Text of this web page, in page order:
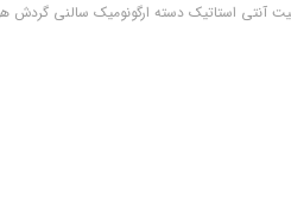
خاصیت آنتی استاتیک دسته ارگونومیک سالنی